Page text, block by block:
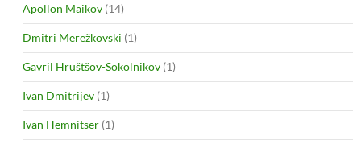
Apollon Maikov (14)
Dmitri Merežkovski (1)
Gavril Hruštšov-Sokolnikov (1)
Ivan Dmitrijev (1)
Ivan Hemnitser (1)